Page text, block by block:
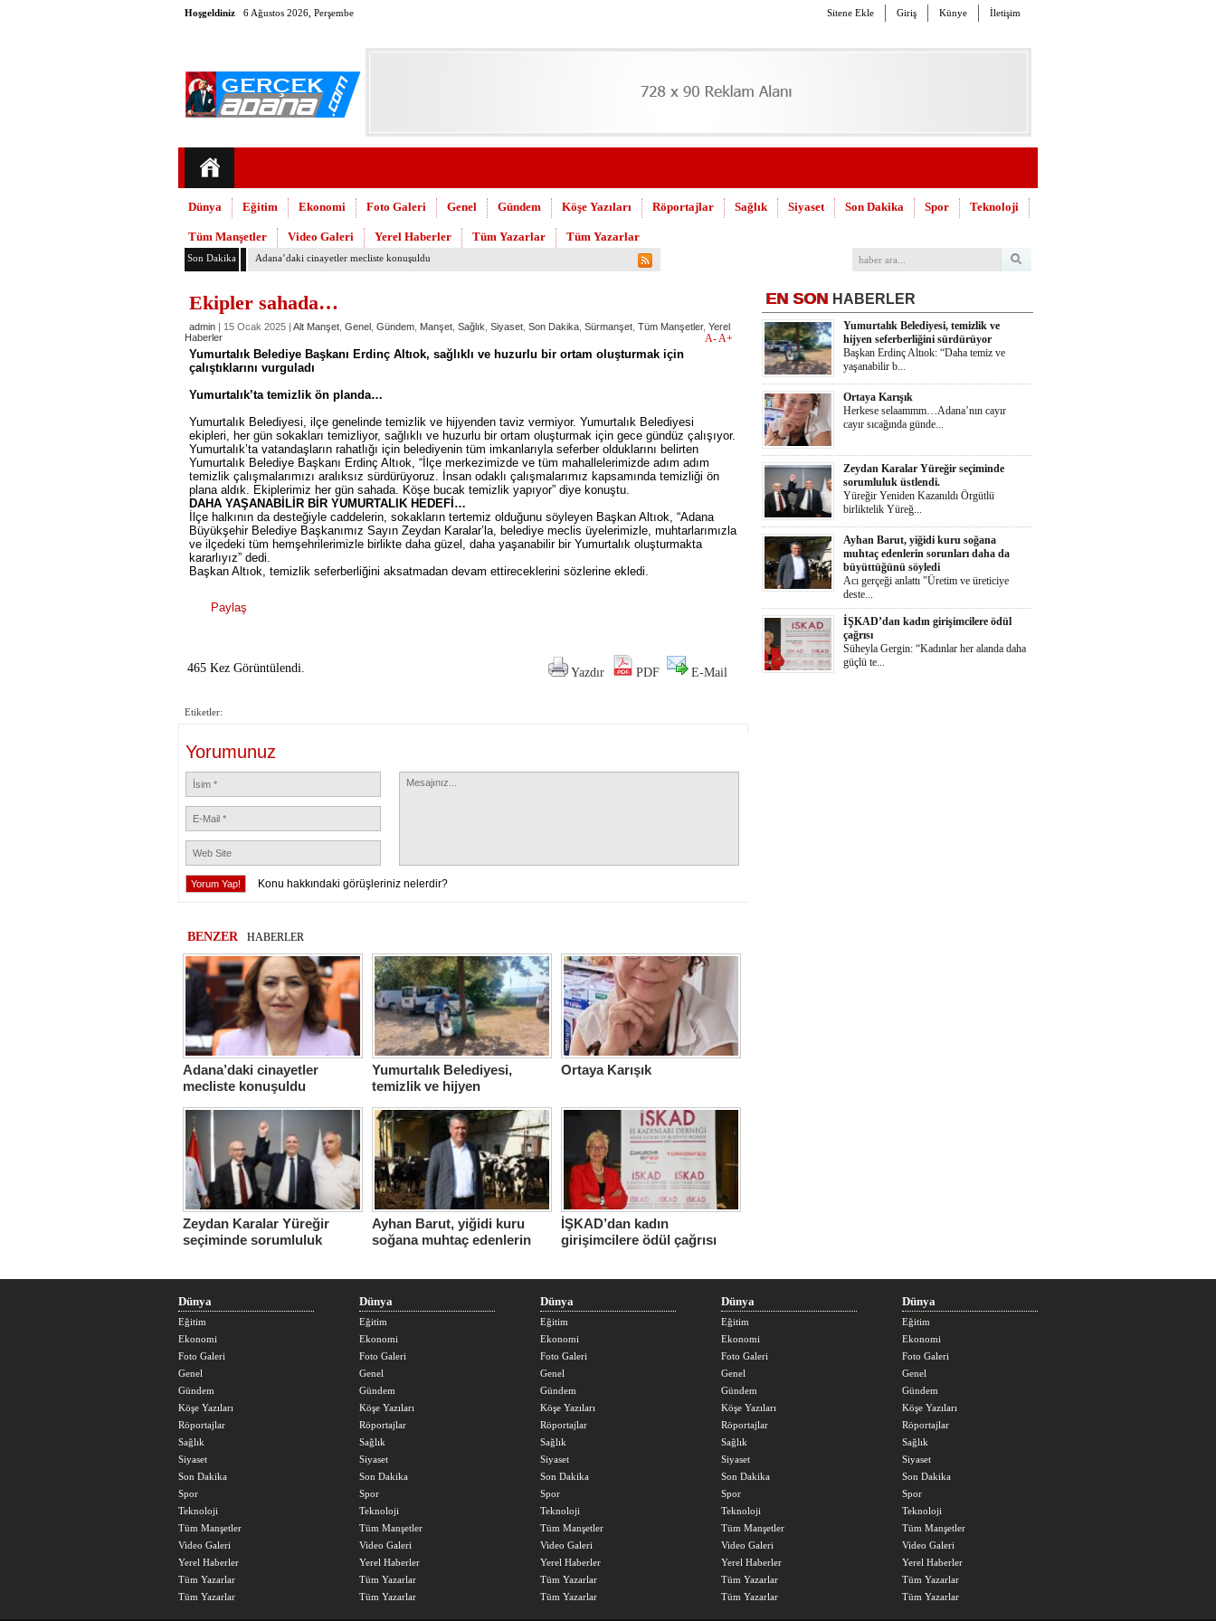
Hoşgeldiniz 6 Ağustos 2026, Perşembe Sitene Ekle Giriş Künye İletişim
Dünya Eğitim Ekonomi Foto Galeri Genel Gündem Köşe Yazıları Röportajlar Sağlık Siyaset Son Dakika Spor Teknoloji
Tüm Manşetler Video Galeri Yerel Haberler Tüm Yazarlar Tüm Yazarlar
Son Dakika Yumurtalık Belediyesi, temizlik ve hijyen seferberliğini sürdürüyor
Ekipler sahada…
admin | 15 Ocak 2025 | Alt Manşet Genel Gündem Manşet Sağlık Siyaset Son Dakika Sürmanşet Tüm Manşetler, Yerel
Haberler
A-A+
Yumurtalık Belediye Başkanı Erdinç Altıok, sağlıklı ve huzurlu bir ortam oluşturmak için
çalıştıklarını vurguladı
Yumurtalık’ta temizlik ön planda…
Yumurtalık Belediyesi, ilçe genelinde temizlik ve hijyenden taviz vermiyor. Yumurtalık Belediyesi
ekipleri, her gün sokakları temizliyor, sağlıklı ve huzurlu bir ortam oluşturmak için gece gündüz çalışıyor.
Yumurtalık’ta vatandaşların rahatlığı için belediyenin tüm imkanlarıyla seferber olduklarını belirten
Yumurtalık Belediye Başkanı Erdinç Altıok, “İlçe merkezimizde ve tüm mahallelerimizde adım adım
temizlik çalışmalarımızı aralıksız sürdürüyoruz. İnsan odaklı çalışmalarımız kapsamında temizliği ön
plana aldık. Ekiplerimiz her gün sahada. Köşe bucak temizlik yapıyor” diye konuştu.
DAHA YAŞANABİLİR BİR YUMURTALIK HEDEFİ…
İlçe halkının da desteğiyle caddelerin, sokakların tertemiz olduğunu söyleyen Başkan Altıok, “Adana
Büyükşehir Belediye Başkanımız Sayın Zeydan Karalar’la, belediye meclis üyelerimizle, muhtarlarımızla
ve ilçedeki tüm hemşehrilerimizle birlikte daha güzel, daha yaşanabilir bir Yumurtalık oluşturmakta
kararlıyız” dedi.
Başkan Altıok, temizlik seferberliğini aksatmadan devam ettireceklerini sözlerine ekledi.
Paylaş
465 Kez Görüntülendi. Yazdır PDF E-Mail
Etiketler:
Yorumunuz
Konu hakkındaki görüşleriniz nelerdir?
BENZER HABERLER
Adana’daki cinayetler
mecliste konuşuldu
Yumurtalık Belediyesi,
temizlik ve hijyen
Ortaya Karışık
Zeydan Karalar Yüreğir
seçiminde sorumluluk
Ayhan Barut, yiğidi kuru
soğana muhtaç edenlerin
İŞKAD’dan kadın
girişimcilere ödül çağrısı
EN SON HABERLER
Yumurtalık Belediyesi, temizlik ve
hijyen seferberliğini sürdürüyor
Başkan Erdinç Altıok: “Daha temiz ve
yaşanabilir b...
Ortaya Karışık
Herkese selaammm…Adana’nın cayır
cayır sıcağında günde...
Zeydan Karalar Yüreğir seçiminde
sorumluluk üstlendi.
Yüreğir Yeniden Kazanıldı Örgütlü
birliktelik Yüreğ...
Ayhan Barut, yiğidi kuru soğana
muhtaç edenlerin sorunları daha da
büyüttüğünü söyledi
Acı gerçeği anlattı "Üretim ve üreticiye
deste...
İŞKAD’dan kadın girişimcilere ödül
çağrısı
Süheyla Gergin: “Kadınlar her alanda daha
güçlü te...
Dünya
Eğitim
Ekonomi
Foto Galeri
Genel
Gündem
Köşe Yazıları
Röportajlar
Sağlık
Siyaset
Son Dakika
Spor
Teknoloji
Tüm Manşetler
Video Galeri
Yerel Haberler
Tüm Yazarlar
Tüm Yazarlar
Dünya
Eğitim
Ekonomi
Foto Galeri
Genel
Gündem
Köşe Yazıları
Röportajlar
Sağlık
Siyaset
Son Dakika
Spor
Teknoloji
Tüm Manşetler
Video Galeri
Yerel Haberler
Tüm Yazarlar
Tüm Yazarlar
Dünya
Eğitim
Ekonomi
Foto Galeri
Genel
Gündem
Köşe Yazıları
Röportajlar
Sağlık
Siyaset
Son Dakika
Spor
Teknoloji
Tüm Manşetler
Video Galeri
Yerel Haberler
Tüm Yazarlar
Tüm Yazarlar
Dünya
Eğitim
Ekonomi
Foto Galeri
Genel
Gündem
Köşe Yazıları
Röportajlar
Sağlık
Siyaset
Son Dakika
Spor
Teknoloji
Tüm Manşetler
Video Galeri
Yerel Haberler
Tüm Yazarlar
Tüm Yazarlar
Dünya
Eğitim
Ekonomi
Foto Galeri
Genel
Gündem
Köşe Yazıları
Röportajlar
Sağlık
Siyaset
Son Dakika
Spor
Teknoloji
Tüm Manşetler
Video Galeri
Yerel Haberler
Tüm Yazarlar
Tüm Yazarlar